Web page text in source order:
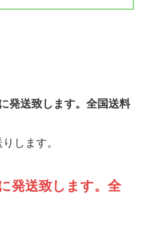
発送致します。全国送料
します。
発送致します。全